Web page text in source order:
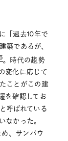
「過去10年で
築であるが、
。時代の趨勢
変化に応じて
ことがこの建
を確認してお
呼ばれている
なかった。
、サンパウ